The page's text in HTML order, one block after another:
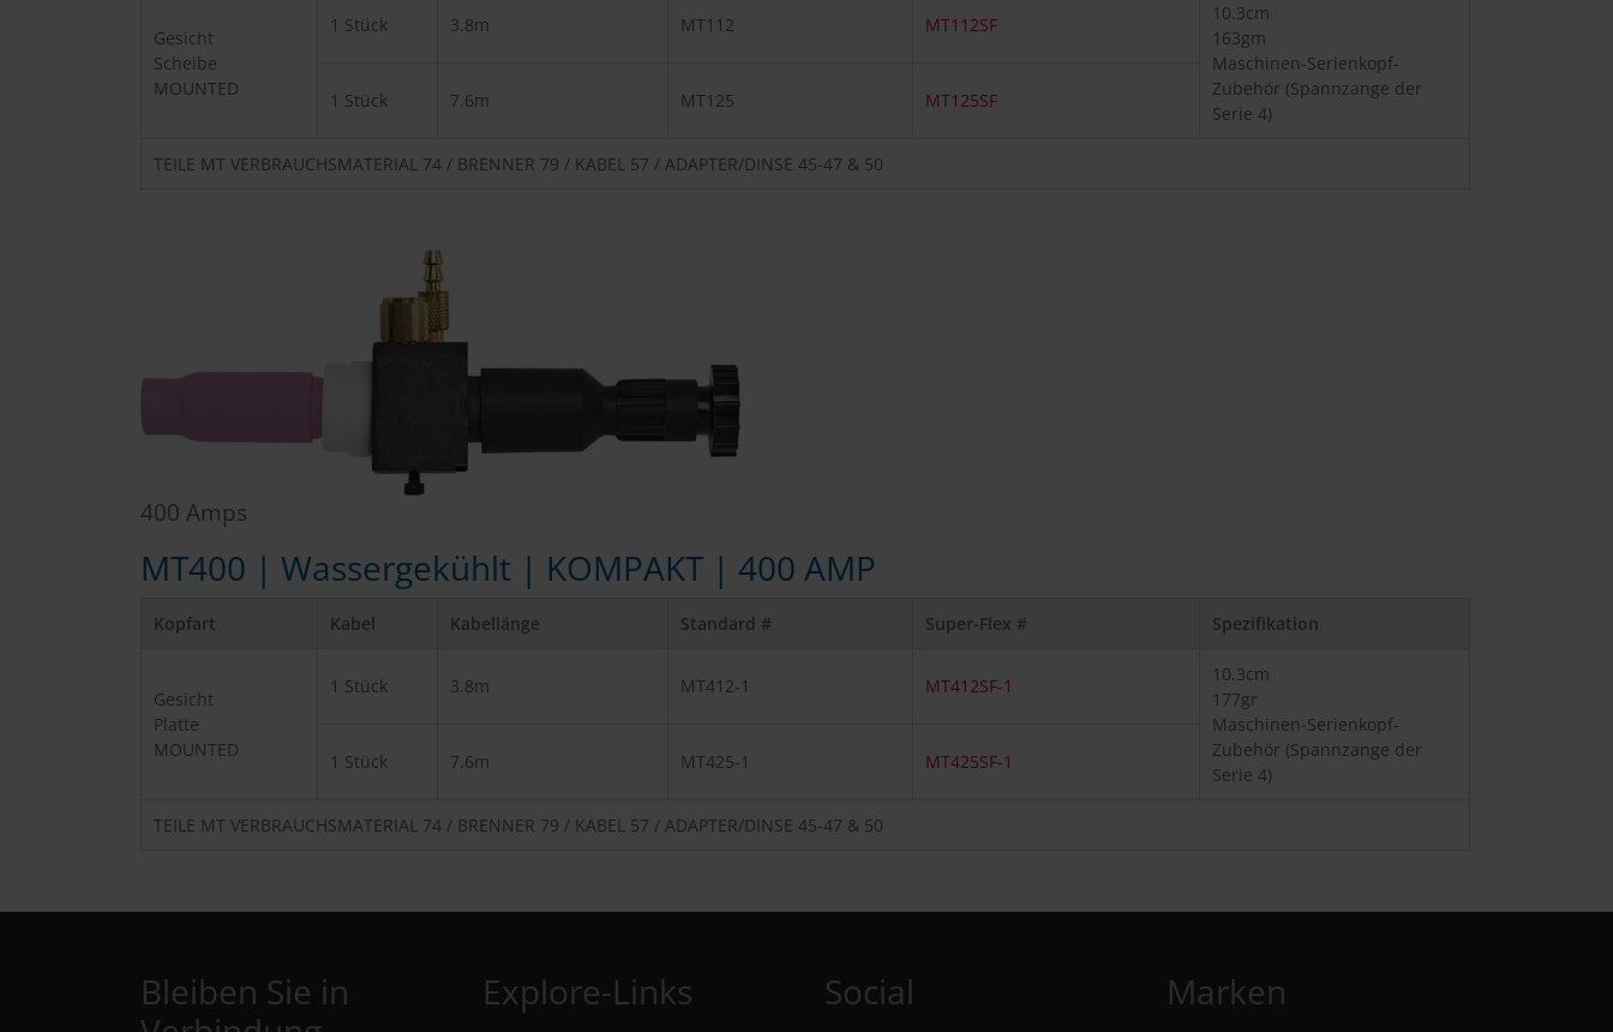
Gesicht
Scheibe
MOUNTED
1 Stück 3.8m MT112 MT112SF
10.3cm
163gm
Maschinen-Serienkopf-
Zubehör (Spannzange der
Serie 4)
1 Stück 7.6m MT125 MT125SF
TEILE MT VERBRAUCHSMATERIAL 74 / BRENNER 79 / KABEL 57 / ADAPTER/DINSE 45-47 & 50
400 Amps
MT400 | Wassergekühlt | KOMPAKT | 400 AMP
Kopfart Kabel Kabellänge Standard # Super-Flex # Spezifikation
Gesicht
Platte
MOUNTED
1 Stück 3.8m MT412-1 MT412SF-1
10.3cm
177gr
Maschinen-Serienkopf-
Zubehör (Spannzange der
Serie 4)
1 Stück 7.6m MT425-1 MT425SF-1
TEILE MT VERBRAUCHSMATERIAL 74 / BRENNER 79 / KABEL 57 / ADAPTER/DINSE 45-47 & 50
Bleiben Sie in
Explore-Links Social Marken